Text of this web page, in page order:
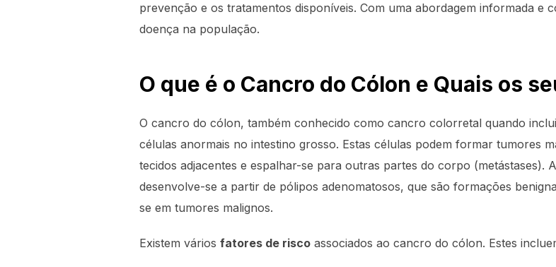
prevenção e os tratamentos disponíveis. Com uma abordagem informada e
doença na população.
O que é o Cancro do Cólon e Quais os
O cancro do cólon, também conhecido como cancro colorretal quando
células anormais no intestino grosso. Estas células podem formar tumores
tecidos adjacentes e espalhar-se para outras partes do corpo (metástases).
desenvolve-se a partir de pólipos adenomatosos, que são formações
se em tumores malignos.
Existem vários fatores de risco associados ao cancro do cólon. Estes